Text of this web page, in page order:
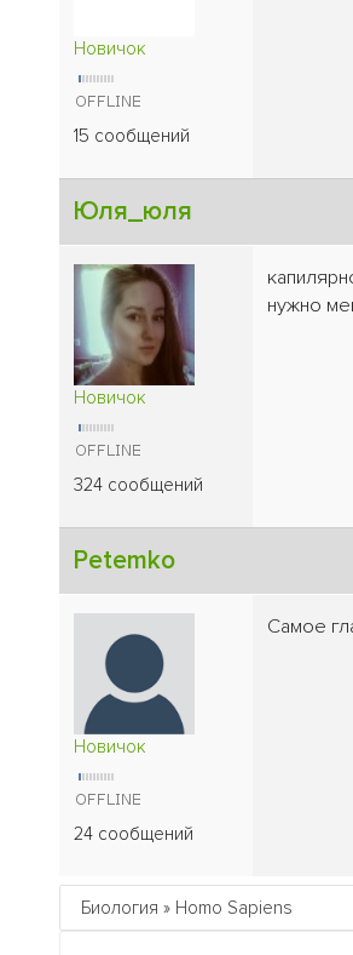
Новичок
15 сообщений
Юля_юля
Новичок
324 сообщений
нужно
Petemko
Новичок
24 сообщений
Самое